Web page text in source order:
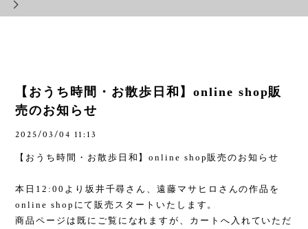
【おうち時間・お散歩日和】online shop販
売のお知らせ
2025/03/04 11:13
【おうち時間・お散歩日和】online shop販売のお知らせ
本日 12:00 より坂井千尋さん、遠藤マサヒロさんの作品を
online shop にて販売スタートいたします。
商品ページは既にご覧になれますが、カートへ入れていただ